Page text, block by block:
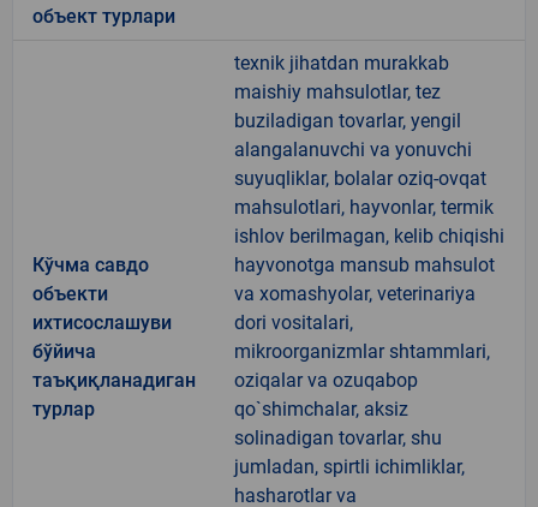
объект турлари
Кўчма савдо
объекти
ихтисослашуви
бўйича
таъқиқланадиган
турлар
texnik jihatdan murakkab
maishiy mahsulotlar, tez
buziladigan tovarlar, yengil
alangalanuvchi va yonuvchi
suyuqliklar, bolalar oziq-ovqat
mahsulotlari, hayvonlar, termik
ishlov berilmagan, kelib chiqishi
hayvonotga mansub mahsulot
va xomashyolar, veterinariya
dori vositalari,
mikroorganizmlar shtammlari,
oziqalar va ozuqabop
qo`shimchalar, aksiz
solinadigan tovarlar, shu
jumladan, spirtli ichimliklar,
hasharotlar va